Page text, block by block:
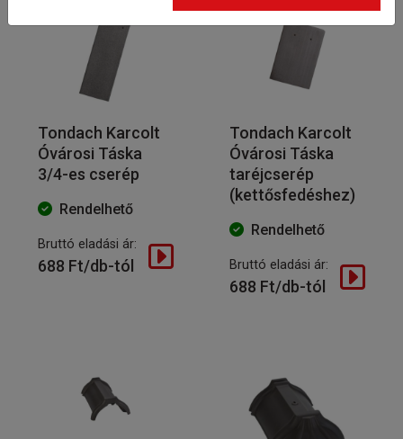
Tondach Karcolt
Óvárosi Táska
3/4-es cserép
Rendelhető
Bruttó eladási ár:
688 Ft/db-tól
Tondach Karcolt
Óvárosi Táska
taréjcserép
(kettősfedéshez)
Rendelhető
Bruttó eladási ár:
688 Ft/db-tól